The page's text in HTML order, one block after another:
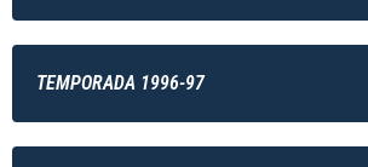
TEMPORADA 1996-97